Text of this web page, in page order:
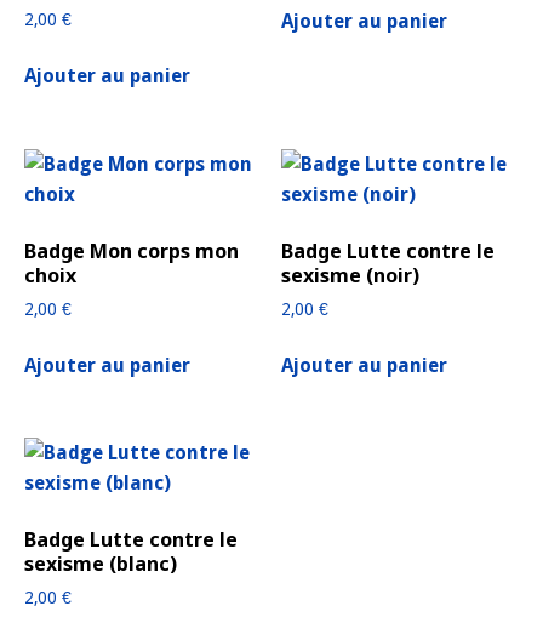
2,00 €
Ajouter au panier
Ajouter au panier
Badge Mon corps mon
choix
2,00 €
Ajouter au panier
Badge Lutte contre le
sexisme (noir)
2,00€
Ajouter au panier
Badge Lutte contre le
sexisme (blanc)
2,00 €